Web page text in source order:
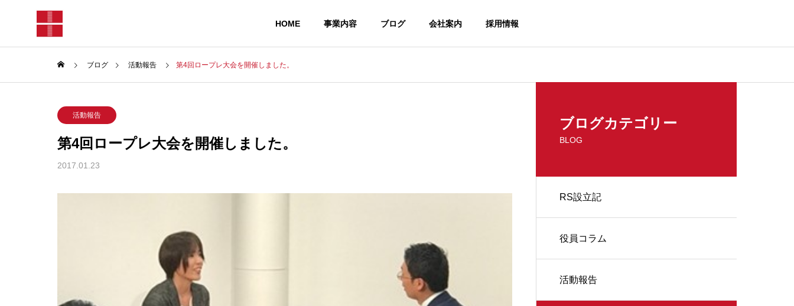
HOME 事業内容 ブログ 会社案内 採用情報
ブログ 活動報告 第4回ロープレ大会を開催しました。
活動報告
第4回ロープレ大会を開催しました。
2017.01.23
ブログカテゴリー
BLOG
RS設立記
役員コラム
活動報告